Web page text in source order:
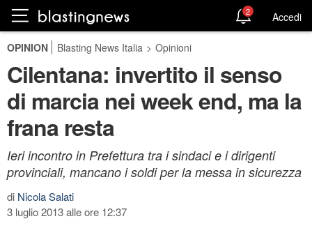
2 Accedi
OPINION Blasting News Italia > Opinioni
Cilentana: invertito il senso
di marcia nei week end, ma la
frana resta
Ieri incontro in Prefettura tra i sindaci e i dirigenti
provinciali, mancano i soldi per la messa in sicurezza
di Nicola Salati
3 luglio 2013 alle ore 12:37